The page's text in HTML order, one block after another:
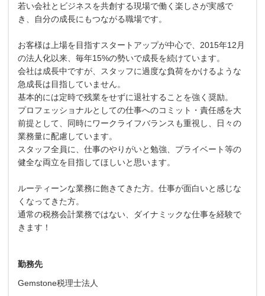
若い会社とビジネスを共創する現場で働く楽しさが実感で
き、自分の成長にもつながる職場です。
お客様は上場を目指すスタートアップが中心で、2015年12月
の法人化以来、毎年15%の勢いで成長を続けています。
会社は成長中ですが、スタッフに過度な負荷をかけるような
急成長は目指していません。
基本的には定時で残業をせずに退社することを強く奨励。
プロフェッショナルとしての仕事へのコミット・責任感を大
前提として、同時にワークライフバランスも重視し、日々の
業務量に配慮しています。
スタッフ全員に、仕事のやりがいと勉強、プライベート等の
健全な両立を目指してほしいと思います。
ルーティーンな業務に飽きてきた方。仕事が面白いと感じな
くなってきた方。
通常の税務会計業務ではない、ダイナミックな仕事を経験で
きます！
勤務先
Gemstone税理士法人